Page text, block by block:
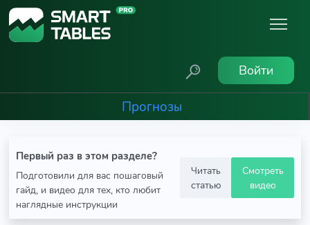
Войти
Прогнозы
Первый раз в этом разделе?
Подготовили для вас пошаговый
гайд, и видео для тех, кто любит
наглядные инструкции
Читать
статью
Смотреть
видео